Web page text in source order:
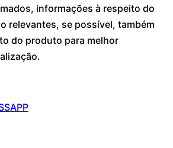
informações à respeito do
relevantes, se possível, também
do produto para melhor